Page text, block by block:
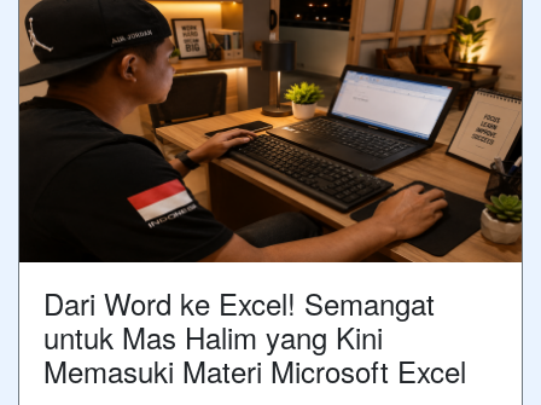
Dari Word ke Excel! Semangat
untuk Mas Halim yang Kini
Memasuki Materi Microsoft Excel